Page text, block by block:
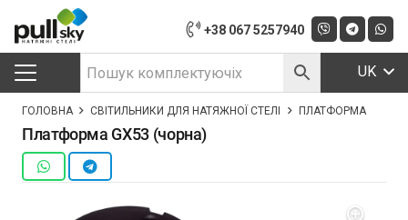
+38 067 5257940
UK
ГОЛОВНА СВІТИЛЬНИКИ ДЛЯ НАТЯЖНОЇ СТЕЛІ ПЛАТФОРМА GX53
Платформа GX53 (чорна)